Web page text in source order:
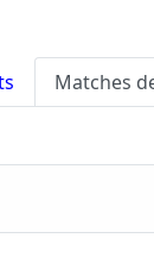
Matches